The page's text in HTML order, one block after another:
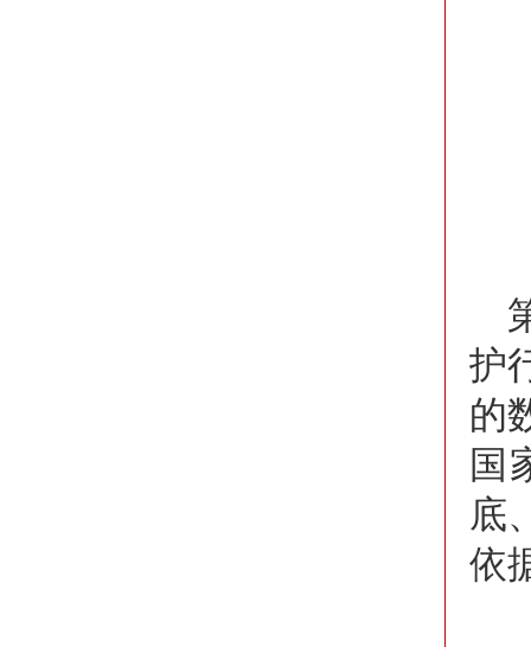
护
的
国
底
依